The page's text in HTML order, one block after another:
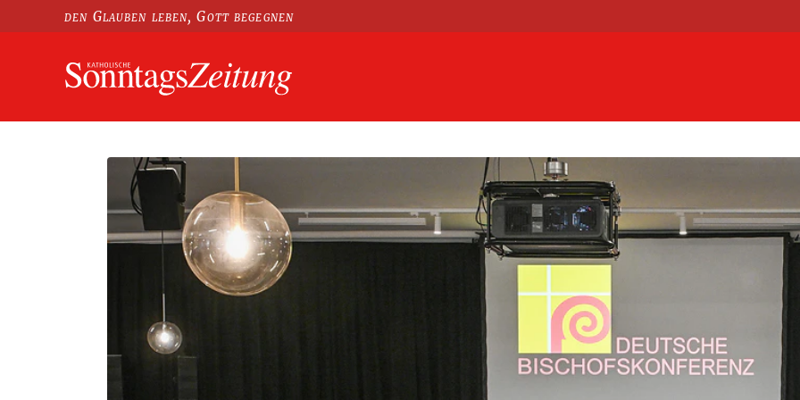
den Glauben leben, Gott begegnen